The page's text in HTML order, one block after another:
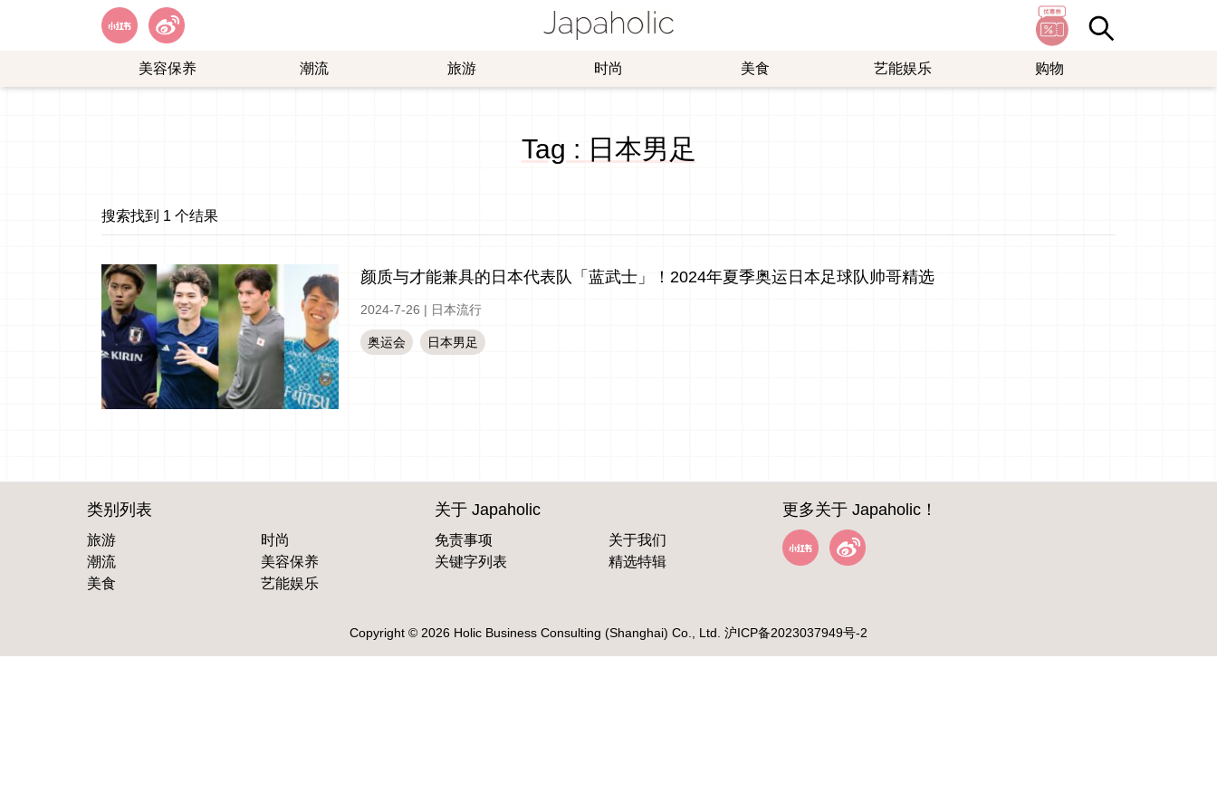
美容保养 潮流 旅游 时尚 美食 艺能娱乐
购物
Tag : 日本男足
搜索找到 1 个结果
颜质与才能兼具的日本代表队「蓝武士」！2024年夏季奥运日本足球队帅哥精选
2024-7-26 | 日本流行
奥运会 日本男足
类别列表
旅游
时尚
潮流
美容保养
美食
艺能娱乐
关于 Japaholic
免责事项
关于我们
关键字列表
精选特辑
更多关于 Japaholic！
Copyright © 2026 Holic Business Consulting (Shanghai) Co., Ltd. 沪ICP备2023037949号-2